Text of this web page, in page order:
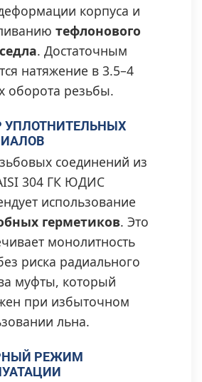
корпуса и
тефлонового
. Достаточным
натяжение в 3.5–4
оборота резьбы.
УПЛОТНИТЕЛЬНЫХ
соединений из
304 ГК ЮДИС
использование
герметиков. Это
монолитность
риска радиального
муфты, который
при избыточном
льна.
РЕЖИМ